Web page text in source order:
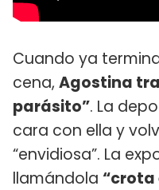
Cuando ya
cena, Agostina
parásito”. La
cara con ella y
“envidiosa”. La
llamándola “crota